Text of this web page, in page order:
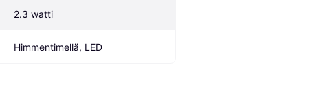
2.3 watti
Himmentimellä, LED